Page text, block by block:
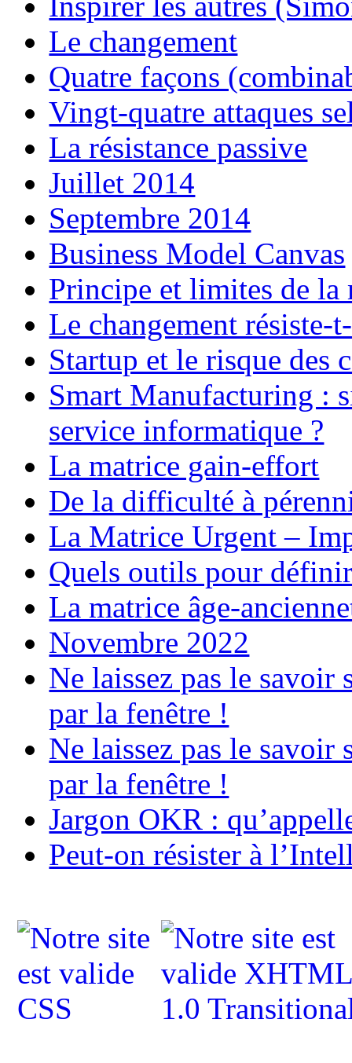
Le changement
Quatre façons
Vingt-quatre attaques
La résistance passive
Juillet 2014
Septembre 2014
Business Model Canvas
Principe et limites de la
Le changement
Startup et le risque des
Smart Manufacturing :
service informatique ?
La matrice gain-effort
De la difficulté à
La Matrice Urgent –
Quels outils pour
La matrice âge-
Novembre 2022
Ne laissez pas le savoir
par la fenêtre !
Ne laissez pas le savoir
par la fenêtre !
Jargon OKR :
Peut-on résister à